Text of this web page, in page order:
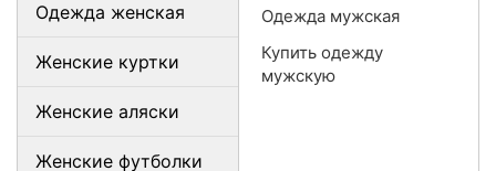
Одежда женская
Женские куртки
Женские аляски
Женские футболки
Одежда мужская
Купить одежду
мужскую